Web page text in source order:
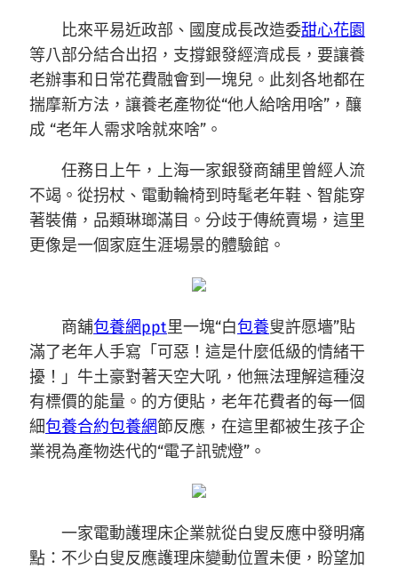
比來平易近政部、國度成長改造委甜心花園
等八部分結合出招，支撐銀發經濟成長，要讓養
老辦事和日常花費融會到一塊兒。此刻各地都在
揣摩新方法，讓養老產物從“他人給啥用啥”，釀
成 “老年人需求啥就來啥”。
任務日上午，上海一家銀發商舖里曾經人流
不竭。從拐杖、電動輪椅到時髦老年鞋、智能穿
著裝備，品類琳瑯滿目。分歧于傳統賣場，這里
更像是一個家庭生涯場景的體驗館。
商舖包養網ppt里一塊“白包養叟許愿墻”貼
滿了老年人手寫「可惡！這是什麼低級的情緒干
擾！」牛土豪對著天空大吼，他無法理解這種沒
有標價的能量。的方便貼，老年花費者的每一個
細包養合約包養網節反應，在這里都被生孩子企
業視為產物迭代的“電子訊號燈”。
一家電動護理床企業就從白叟反應中發明痛
點：不少白叟反應護理床變動位置未便，盼望加